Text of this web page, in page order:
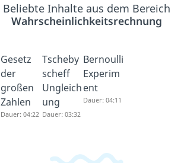
Beliebte Inhalte aus dem Bereich
Wahrscheinlichkeitsrechnung
Gesetz
der
großen
Zahlen
Dauer: 04:22
Tscheby
scheff
Ungleich
ung
Dauer: 03:32
Bernoulli
Experim
ent
Dauer: 04:11